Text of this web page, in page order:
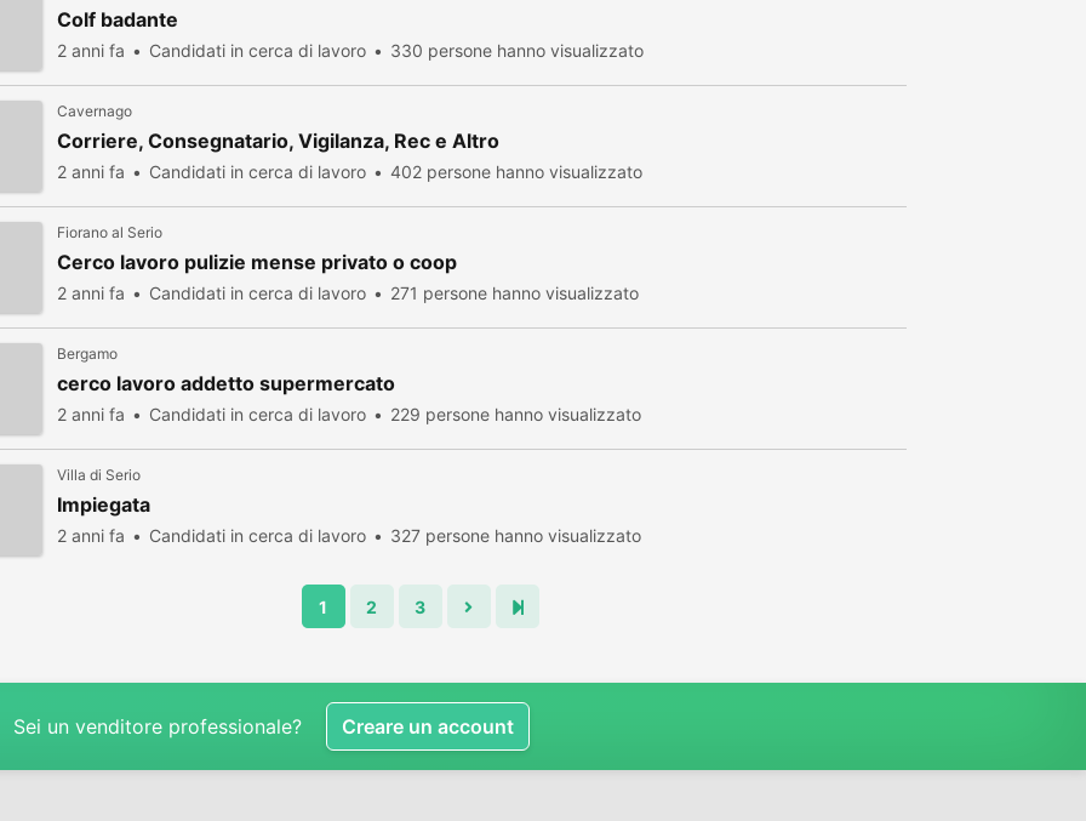
Colf badante
2 anni fa Candidati in cerca di lavoro 330 persone hanno visualizzato
Cavernago
Corriere, Consegnatario, Vigilanza, Rec e Altro
2 anni fa Candidati in cerca di lavoro 402 persone hanno visualizzato
Fiorano al Serio
Cerco lavoro pulizie mense privato o coop
2 anni fa Candidati in cerca di lavoro 271 persone hanno visualizzato
Bergamo
cerco lavoro addetto supermercato
2 anni fa Candidati in cerca di lavoro 229 persone hanno visualizzato
Villa di Serio
Impiegata
2 anni fa Candidati in cerca di lavoro 327 persone hanno visualizzato
1 2 3
Sei un venditore professionale? Creare un account